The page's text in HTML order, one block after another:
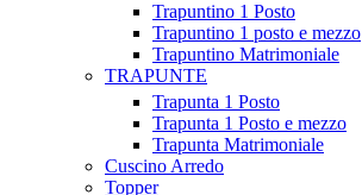
Trapuntino 1 Posto
Trapuntino 1 posto e mezzo
Trapuntino Matrimoniale
TRAPUNTE
Trapunta 1 Posto
Trapunta 1 Posto e mezzo
Trapunta Matrimoniale
Cuscino Arredo
Topper